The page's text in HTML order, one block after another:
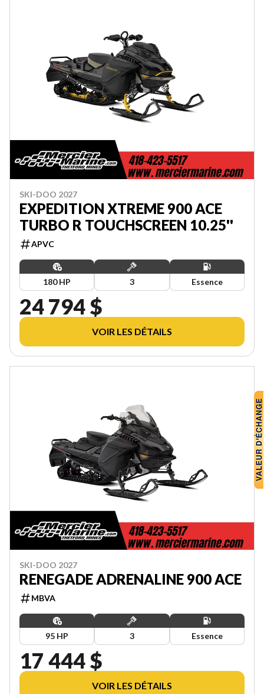
SKI-DOO 2027
EXPEDITION XTREME 900 ACE
TURBO R TOUCHSCREEN 10.25''
APVC
180 HP 3 Essence
24 794 $
VOIR LES DÉTAILS
SKI-DOO 2027
RENEGADE ADRENALINE 900 ACE
MBVA
95 HP 3 Essence
17 444 $
VOIR LES DÉTAILS